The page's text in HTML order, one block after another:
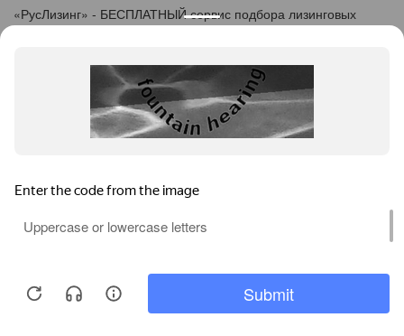
«РусЛизинг» - БЕСПЛАТНЫЙ сервис подбора лизинговых
программ
+7 (495) 103-49-76
450019, Республика Башкортостан, г. Уфа, ул. Рижская, дом
Калькулятор
Кейсы Клиентам
О компании
Контакты
Политика конфиденциальности